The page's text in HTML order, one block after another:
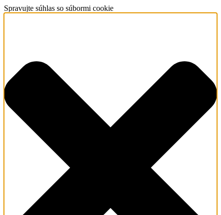
Spravujte súhlas so súbormi cookie